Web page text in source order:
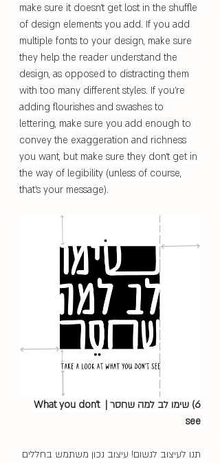
make sure it doesn't get lost in the shuffle
of design elements you add. If you add
multiple fonts to your design, make sure
they help the reader understand the
design, as opposed to distracting them
with too many different styles. If you're
adding flourishes and swashes to
lettering, make sure you add enough to
convey the exaggeration and richness
you want, but make sure they don't get in
the way of legibility (unless of course,
that's your message).
6) שימו לב למה שחסר | What you don't
see
תנו לעיצוב לנשום! עיצוב נכון משתמש בחללים